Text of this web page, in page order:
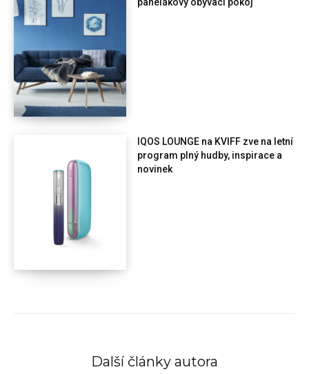
IQOS LOUNGE na KVIFF zve na letní
program plný hudby, inspirace a
novinek
Další články autora